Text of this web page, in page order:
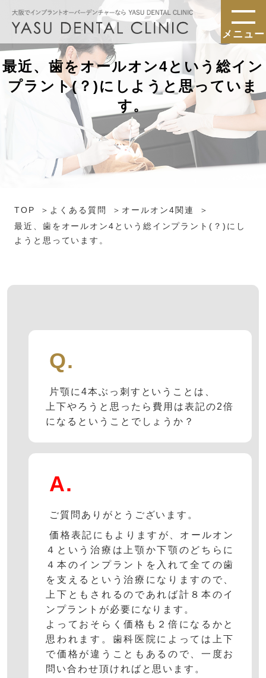
TOP よくある質問
オールオン4関連
最近、歯をオールオン4という総インプラント(？)にし
ようと思っています。
最近、歯をオールオン4という総イン
プラント(？)にしようと思っていま
す。
Q.
片顎に4本ぶっ刺すということは、
上下やろうと思ったら費用は表記の2倍
になるということでしょうか？
A.
ご質問ありがとうございます。
価格表記にもよりますが、オールオン
４という治療は上顎か下顎のどちらに
４本のインプラントを入れて全ての歯
を支えるという治療になりますので、
上下ともされるのであれば計８本のイ
ンプラントが必要になります。
よっておそらく価格も２倍になるかと
思われます。歯科医院によっては上下
で価格が違うこともあるので、一度お
問い合わせ頂ければと思います。
メニュー